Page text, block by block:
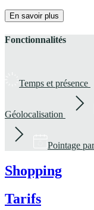
En savoir plus
Fonctionnalités
Temps et présence
Géolocalisation
Pointage
Shopping
Tarifs